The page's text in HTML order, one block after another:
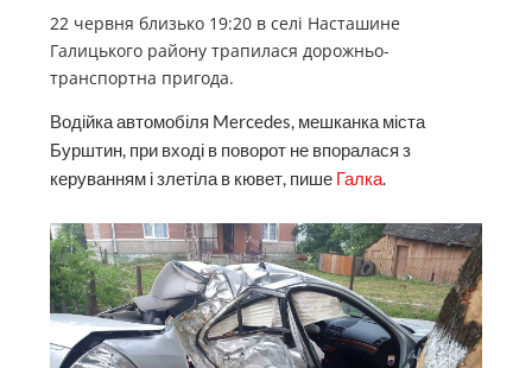
22 червня близько 19:20 в селі Насташине
Галицького району трапилася дорожньо-
транспортна пригода.
Водійка автомобіля Mercedes, мешканка міста
Бурштин, при вході в поворот не впоралася з
керуванням і злетіла в кювет, пише Галка.